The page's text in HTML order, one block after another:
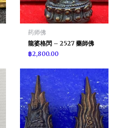
药师佛
龍婆格閃 – 2527 藥師佛
฿2,800.00